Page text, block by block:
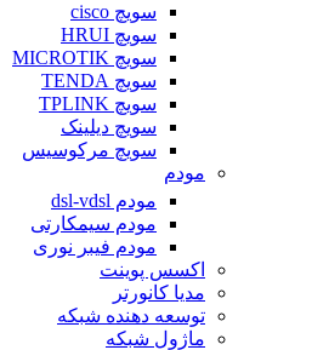
سویچ cisco
سویچ HRUI
سویچ MICROTIK
سویچ TENDA
سویچ TPLINK
سویچ دیلینک
سویچ مرکوسیس
مودم
مودم dsl-vdsl
مودم سیمکارتی
مودم فیبر نوری
اکسس پوینت
مدیا کانورتر
توسعه دهنده شبکه
ماژول شبکه